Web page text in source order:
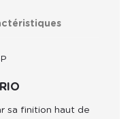
sa finition haut de